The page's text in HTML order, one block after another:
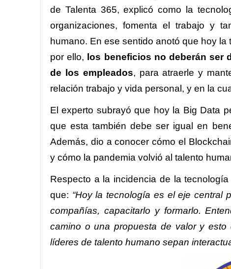
de Talenta 365, explicó como la
organizaciones, fomenta el trabajo y
humano. En ese sentido anotó que hoy la
por ello, los beneficios no deberán ser
de los empleados, para atraerle y
relación trabajo y vida personal, y en la
El experto subrayó que hoy la Big Data
que esta también debe ser igual en
Además, dio a conocer cómo el
y cómo la pandemia volvió al talento
Respecto a la incidencia de la
que: “Hoy la tecnología es el eje central
compañías, capacitarlo y formarlo.
camino o una propuesta de valor y
líderes de talento humano sepan